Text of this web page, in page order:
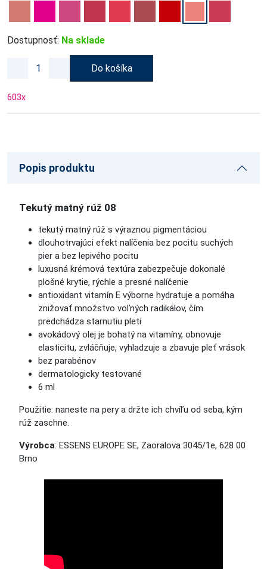
Dostupnosť: Na sklade
Do košíka
603x
Popis produktu
Tekutý matný rúž 08
tekutý matný rúž s výraznou pigmentáciou
dlouhotrvajúci efekt nalíčenia bez pocitu suchých
pier a bez lepivého pocitu
luxusná krémová textúra zabezpečuje dokonalé
plošné krytie, rýchle a presné nalíčenie
antioxidant vitamín E výborne hydratuje a pomáha
znižovať množstvo voľných radikálov, čím
predchádza starnutiu pleti
avokádový olej je bohatý na vitamíny, obnovuje
elasticitu, zvláčňuje, vyhladzuje a zbavuje pleť vrások
bez parabénov
dermatologicky testované
6 ml
Použitie: naneste na pery a držte ich chvíľu od seba, kým
rúž zaschne.
Výrobca: ESSENS EUROPE SE, Zaoralova 3045/1e, 628 00
Brno